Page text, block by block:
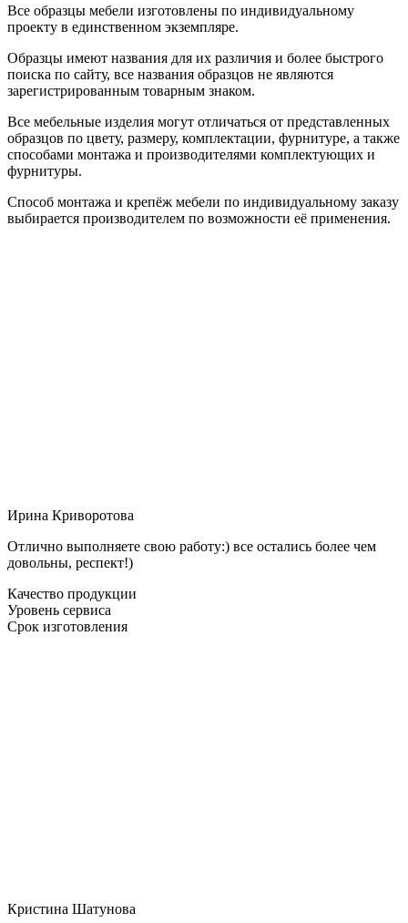
Все образцы мебели изготовлены по индивидуальному
проекту в единственном экземпляре.
Образцы имеют названия для их различия и более быстрого
поиска по сайту, все названия образцов не являются
зарегистрированным товарным знаком.
Все мебельные изделия могут отличаться от представленных
образцов по цвету, размеру, комплектации, фурнитуре, а также
способами монтажа и производителями комплектующих и
фурнитуры.
Способ монтажа и крепёж мебели по индивидуальному заказу
выбирается производителем по возможности её применения.
Ирина Криворотова
Отлично выполняете свою работу:) все остались более чем
довольны, респект!)
Качество продукции
Уровень сервиса
Срок изготовления
Кристина Шатунова